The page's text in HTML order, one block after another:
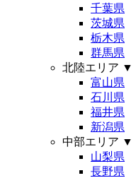
千葉県
茨城県
栃木県
群馬県
北陸エリア ▼
富山県
石川県
福井県
新潟県
中部エリア ▼
山梨県
長野県